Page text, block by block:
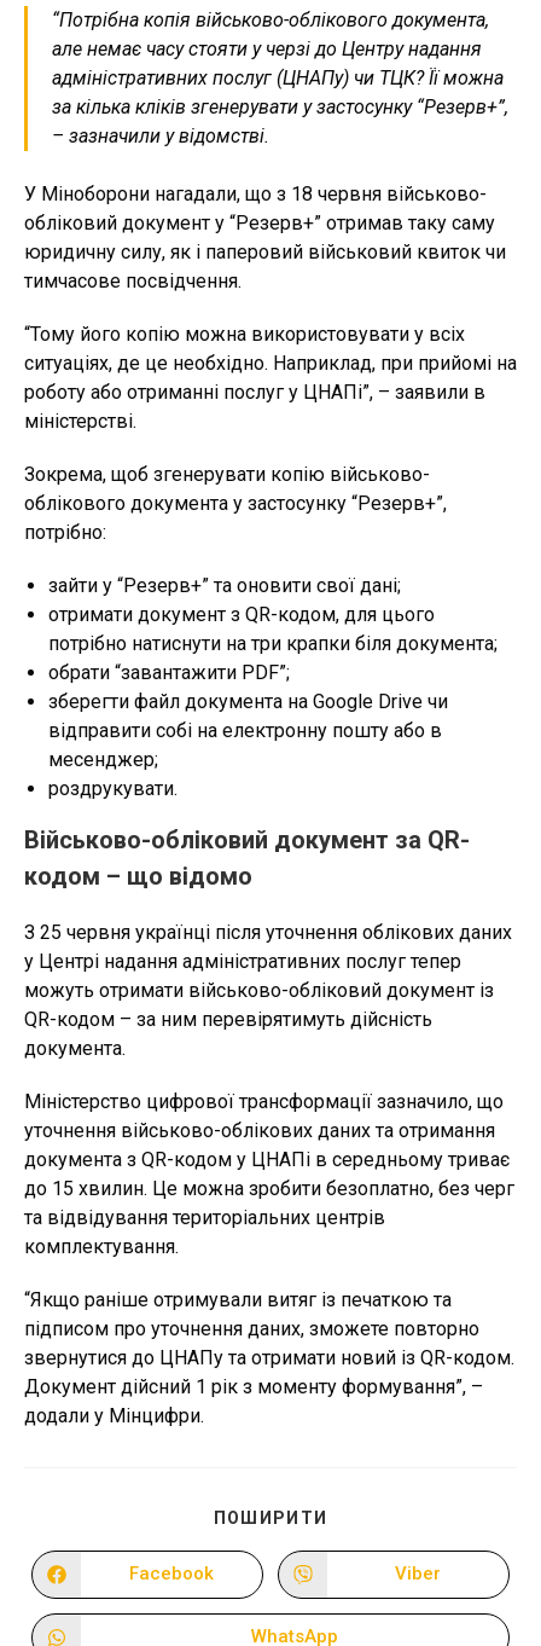
“Потрібна копія військово-облікового документа,
але немає часу стояти у черзі до Центру надання
адміністративних послуг (ЦНАПу) чи ТЦК? Її можна
за кілька кліків згенерувати у застосунку “Резерв+”,
– зазначили у відомстві.
У Міноборони нагадали, що з 18 червня військово-
обліковий документ у “Резерв+” отримав таку саму
юридичну силу, як і паперовий військовий квиток чи
тимчасове посвідчення.
“Тому його копію можна використовувати у всіх
ситуаціях, де це необхідно. Наприклад, при прийомі на
роботу або отриманні послуг у ЦНАПі”, – заявили в
міністерстві.
Зокрема, щоб згенерувати копію військово-
облікового документа у застосунку “Резерв+”,
потрібно:
зайти у “Резерв+” та оновити свої дані;
отримати документ з QR-кодом, для цього
потрібно натиснути на три крапки біля документа;
обрати “завантажити PDF”;
зберегти файл документа на Google Drive чи
відправити собі на електронну пошту або в
месенджер;
роздрукувати.
Військово-обліковий документ за QR-
кодом – що відомо
З 25 червня українці після уточнення облікових даних
у Центрі надання адміністративних послуг тепер
можуть отримати військово-обліковий документ із
QR-кодом – за ним перевірятимуть дійсність
документа.
Міністерство цифрової трансформації зазначило, що
уточнення військово-облікових даних та отримання
документа з QR-кодом у ЦНАПі в середньому триває
до 15 хвилин. Це можна зробити безоплатно, без черг
та відвідування територіальних центрів
комплектування.
“Якщо раніше отримували витяг із печаткою та
підписом про уточнення даних, зможете повторно
звернутися до ЦНАПу та отримати новий із QR-кодом.
Документ дійсний 1 рік з моменту формування”, –
додали у Мінцифри.
ПОШИРИТИ
ВМІСТОМ
Відкрити
в
новому
Facebook
Відкрити
в
новому
Viber
WhatsApp